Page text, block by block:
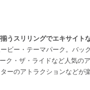
うスリリングでエキサイト
ビー・テーマパーク。バッ
ク・ザ・ライドなど人気の
ーのアトラクションなどが